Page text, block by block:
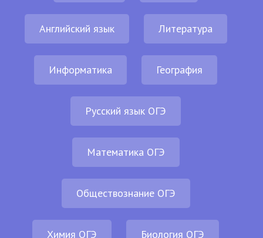
Английский язык Литература
Информатика География
Русский язык ОГЭ
Математика ОГЭ
Обществознание ОГЭ
Химия ОГЭ Биология ОГЭ